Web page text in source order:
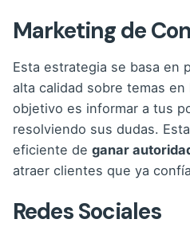
Marketing de
Esta estrategia se basa en
alta calidad sobre temas
objetivo es informar a tus
resolviendo sus dudas.
eficiente de ganar
atraer clientes que ya
Redes Sociales